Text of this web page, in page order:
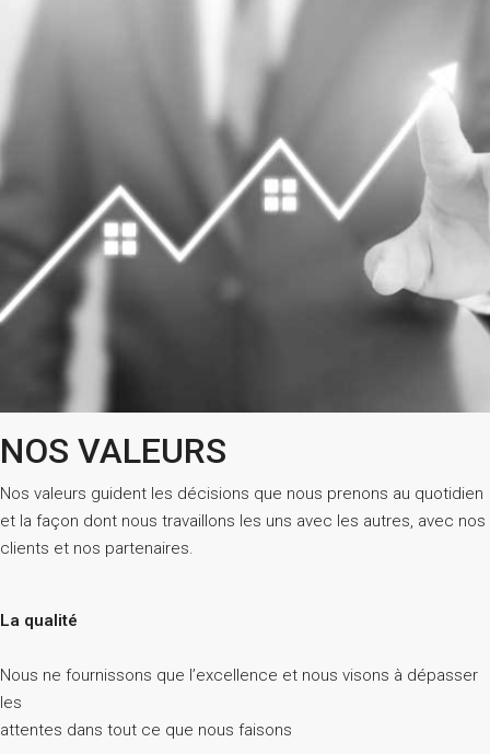
NOS VALEURS
Nos valeurs guident les décisions que nous prenons au quotidien
et la façon dont nous travaillons les uns avec les autres, avec nos
clients et nos partenaires.
La qualité
Nous ne fournissons que l’excellence et nous visons à dépasser
les
attentes dans tout ce que nous faisons